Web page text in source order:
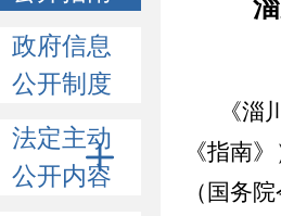
政府信息
公开制度
法定主动
公开内容
《
《指南
（国务